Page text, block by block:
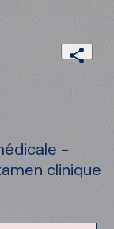
-
clinique